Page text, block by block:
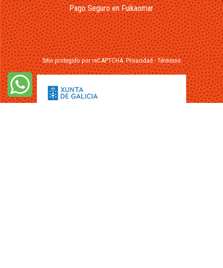
Pago Seguro en Fuikaomar
Sitio protegido por reCAPTCHA.Privacidad-Términos